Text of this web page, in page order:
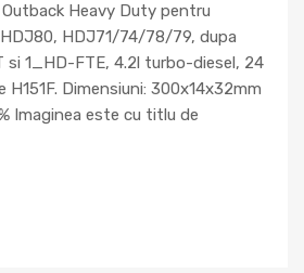
Heavy Duty pentru
HDJ71/74/78/79, dupa
si 1_HD-FTE, 4.2l turbo-diesel, 24
Dimensiuni: 300x14x32mm
Imaginea este cu titlu de